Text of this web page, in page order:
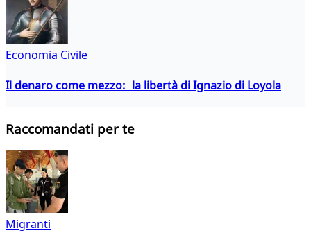
Economia Civile
Il denaro come mezzo: la libertà di Ignazio di Loyola
Raccomandati per te
Migranti